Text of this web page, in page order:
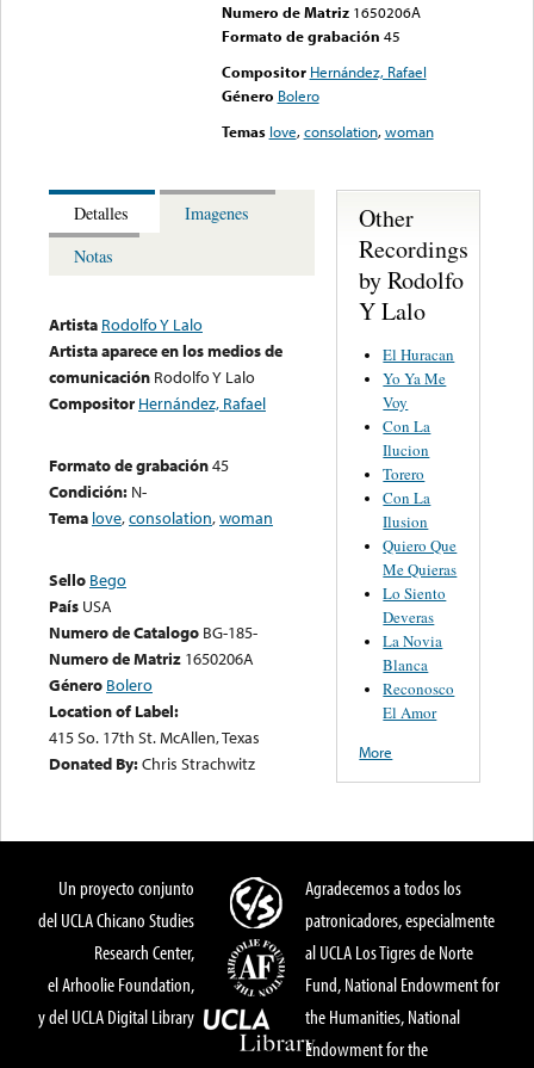
Numero de Matriz 1650206A
Formato de grabación 45
Compositor Hernández, Rafael
Género Bolero
Temas love,consolation,woman
Detalles
Imagenes
Notas
Artista Rodolfo Y Lalo
Artista aparece en los medios de
comunicación Rodolfo Y Lalo
Compositor Hernández, Rafael
Formato de grabación45
Condición: N-
Tema love,consolation,woman
Sello Bego
País USA
Numero de Catalogo BG-185-
Numero de Matriz 1650206A
Género Bolero
Location of Label:
415 So. 17th St. McAllen, Texas
Donated By:Chris Strachwitz
Other
Recordings
by Rodolfo
Y Lalo
El Huracan
Yo Ya Me
Voy
Con La
Ilucion
Torero
Con La
Ilusion
Quiero Que
Me Quieras
Lo Siento
Deveras
La Novia
Blanca
Reconosco
El Amor
More
Un proyecto conjunto
del UCLA Chicano Studies
Research Center,
el Arhoolie Foundation,
y del UCLA Digital Library
Agradecemos a todos los
patronicadores, especialmente
al UCLA Los Tigres de Norte
Fund, National Endowment for
the Humanities, National
Endowment for the